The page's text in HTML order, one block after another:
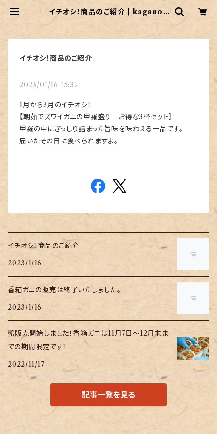
イチオシ！商品のご紹介 | kaganok
イチオシ！商品のご紹介
2023/01/16 15:32
1月から3月のイチオシ！
【朝茹でズワイガニの甲羅盛り お得な3杯セット】
甲羅の中にぎっしり詰まった旨味を味わえる一品です。
届いたその日に食べられますよ。
イチオシ！商品のご紹介
2023/1/16
香箱ガニの販売は終了いたしました。
2023/1/16
蟹販売開始しました！香箱ガニは11月7日〜12月末ま
での期間限定です！
2022/11/17
記事一覧を見る